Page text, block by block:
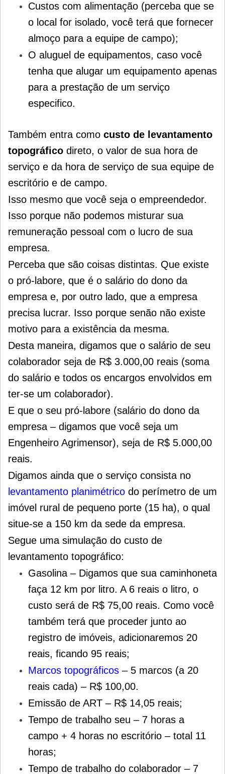
Custos com alimentação (perceba que se
o local for isolado, você terá que fornecer
almoço para a equipe de campo);
O aluguel de equipamentos, caso você
tenha que alugar um equipamento apenas
para a prestação de um serviço
especifico.
Também entra como custo de levantamento
topográfico direto, o valor de sua hora de
serviço e da hora de serviço de sua equipe de
escritório e de campo.
Isso mesmo que você seja o empreendedor.
Isso porque não podemos misturar sua
remuneração pessoal com o lucro de sua
empresa.
Perceba que são coisas distintas. Que existe
o pró-labore, que é o salário do dono da
empresa e, por outro lado, que a empresa
precisa lucrar. Isso porque senão não existe
motivo para a existência da mesma.
Desta maneira, digamos que o salário de seu
colaborador seja de R$ 3.000,00 reais (soma
do salário e todos os encargos envolvidos em
ter-se um colaborador).
E que o seu pró-labore (salário do dono da
empresa – digamos que você seja um
Engenheiro Agrimensor), seja de R$ 5.000,00
reais.
Digamos ainda que o serviço consista no
levantamento planimétrico do perímetro de um
imóvel rural de pequeno porte (15 ha), o qual
situe-se a 150 km da sede da empresa.
Segue uma simulação do custo de
levantamento topográfico:
Gasolina – Digamos que sua caminhoneta
faça 12 km por litro. A 6 reais o litro, o
custo será de R$ 75,00 reais. Como você
também terá que proceder junto ao
registro de imóveis, adicionaremos 20
reais, ficando 95 reais;
Marcos topográficos – 5 marcos (a 20
reais cada) – R$ 100,00.
Emissão de ART – R$ 14,05 reais;
Tempo de trabalho seu – 7 horas a
campo + 4 horas no escritório – total 11
horas;
Tempo de trabalho do colaborador – 7